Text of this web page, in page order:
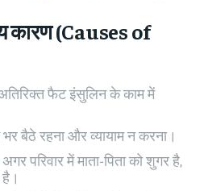
कारण (Causes of
फैट इंसुलिन के काम में
भर बैठे रहना और व्यायाम न करना।
अगर परिवार में माता-पिता को शुगर है,